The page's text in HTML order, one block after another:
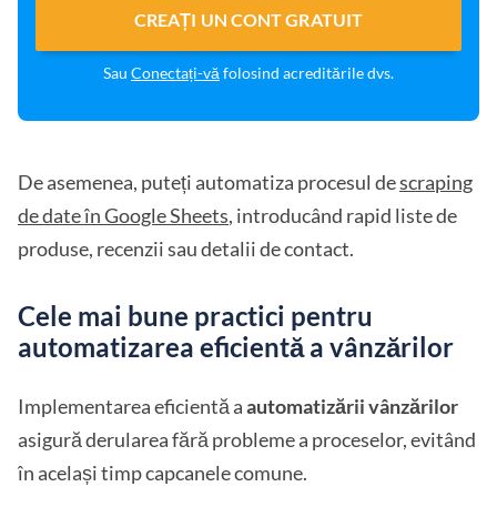
CREAȚI UN CONT GRATUIT
Sau Conectați-vă folosind acreditările dvs.
De asemenea, puteți automatiza procesul descraping
de date în Google Sheets, introducând rapid liste de
produse, recenzii sau detalii de contact.
Cele mai bune practici pentru
automatizarea eficientă a vânzărilor
Implementarea eficientă aautomatizării vânzărilor
asigură derularea fără probleme a proceselor, evitând
în același timp capcanele comune.